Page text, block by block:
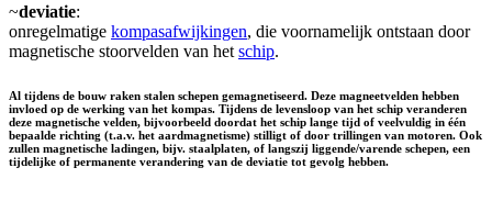
~deviatie:
onregelmatige kompasafwijkingen, die voornamelijk ontstaan door
magnetische stoorvelden van het schip.
Al tijdens de bouw raken stalen schepen gemagnetiseerd. Deze magneetvelden hebben
invloed op de werking van het kompas. Tijdens de levensloop van het schip veranderen
deze magnetische velden, bijvoorbeeld doordat het schip lange tijd of veelvuldig in één
bepaalde richting (t.a.v. het aardmagnetisme) stilligt of door trillingen van motoren. Ook
zullen magnetische ladingen, bijv. staalplaten, of langszij liggende/varende schepen, een
tijdelijke of permanente verandering van de deviatie tot gevolg hebben.